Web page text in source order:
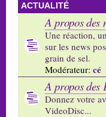
ACTUALITÉ
A propos des
Une réaction,
sur les news
grain de sel.
Modérateur: cé
A propos des
Donnez votre
VideoDisc...